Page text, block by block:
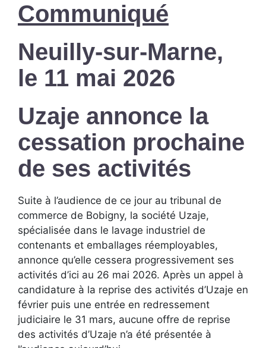
Communiqué
Neuilly-sur-Marne,
le 11 mai 2026
Uzaje annonce la
cessation prochaine
de ses activités
Suite à l’audience de ce jour au tribunal de
commerce de Bobigny, la société Uzaje,
spécialisée dans le lavage industriel de
contenants et emballages réemployables,
annonce qu’elle cessera progressivement ses
activités d’ici au 26 mai 2026. Après un appel à
candidature à la reprise des activités d’Uzaje en
février puis une entrée en redressement
judiciaire le 31 mars, aucune offre de reprise
des activités d’Uzaje n’a été présentée à